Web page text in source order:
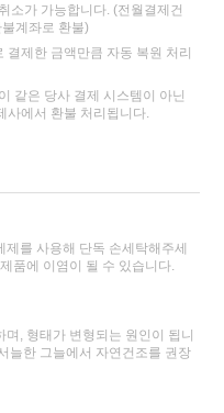
소가 가능합니다. (전월결제건
계좌로 환불)
결제한 금액만큼 자동 복원 처리
같은 당사 결제 시스템이 아닌
사에서 환불 처리됩니다.
를 사용해 단독 손세탁해주세
품에 이염이 될 수 있습니다.
, 형태가 변형되는 원인이 됩니
늘한 그늘에서 자연건조를 권장